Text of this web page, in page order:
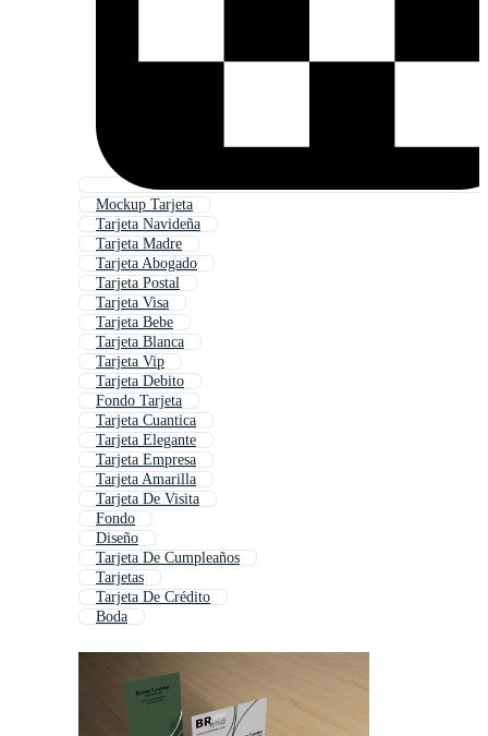
Mockup Tarjeta
Tarjeta Navideña
Tarjeta Madre
Tarjeta Abogado
Tarjeta Postal
Tarjeta Visa
Tarjeta Bebe
Tarjeta Blanca
Tarjeta Vip
Tarjeta Debito
Fondo Tarjeta
Tarjeta Cuantica
Tarjeta Elegante
Tarjeta Empresa
Tarjeta Amarilla
Tarjeta De Visita
Fondo
Diseño
Tarjeta De Cumpleaños
Tarjetas
Tarjeta De Crédito
Boda